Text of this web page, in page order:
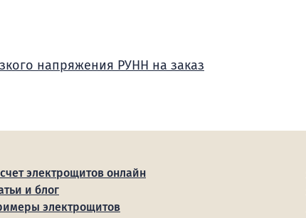
напряжения РУНН на заказ
электрощитов онлайн
и блог
электрощитов